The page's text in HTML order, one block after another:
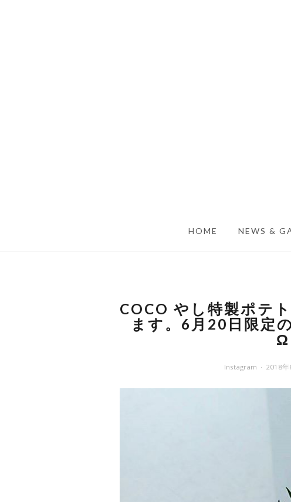
HOME NEWS &
COCO やし特製ポテ
ます。6月20日限定
Ω
Instagram 2018年